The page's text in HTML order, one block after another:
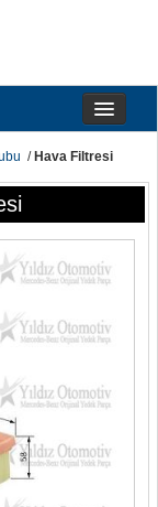
/ Hava Filtresi